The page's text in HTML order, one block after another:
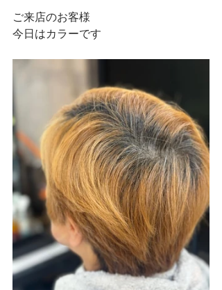
ご来店のお客様
今日はカラーです